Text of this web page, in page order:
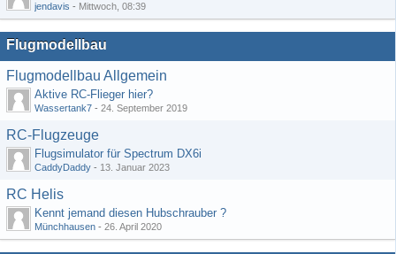
jendavis - Mittwoch, 08:39
Flugmodellbau
Flugmodellbau Allgemein
Aktive RC-Flieger hier?
Wassertank7 - 24. September 2019
RC-Flugzeuge
Flugsimulator für Spectrum DX6i
CaddyDaddy - 13. Januar 2023
RC Helis
Kennt jemand diesen Hubschrauber ?
Münchhausen - 26. April 2020